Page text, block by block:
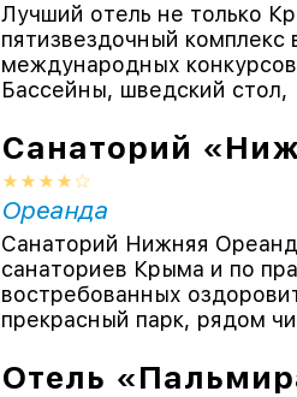
Лучший отель не только
пятизвездочный
международных
Бассейны, шведский стол,
Санаторий
Ореанда
Санаторий Нижняя
санаториев Крыма и по
востребованных
прекрасный парк, рядом
Отель